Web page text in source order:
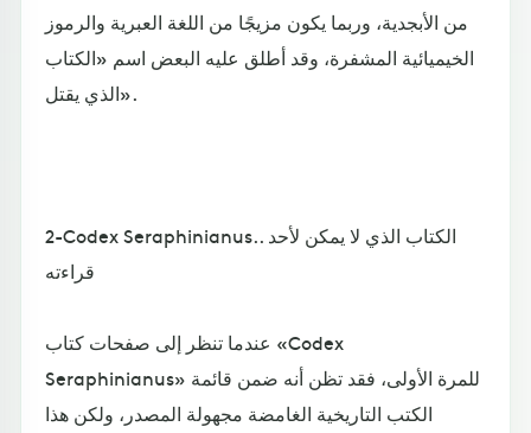
من الأبجدية، وربما يكون مزيجًا من اللغة العبرية والرموز
الخيميائية المشفرة، وقد أطلق عليه البعض اسم «الكتاب
الذي يقتل».
2-Codex Seraphinianus.. الكتاب الذي لا يمكن لأحد
قراءته
عندما تنظر إلى صفحات كتاب «Codex
Seraphinianus» للمرة الأولى، فقد تظن أنه ضمن قائمة
الكتب التاريخية الغامضة مجهولة المصدر، ولكن هذا